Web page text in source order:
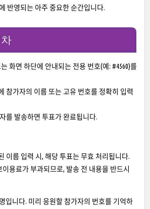
반영되는 아주 중요한 순간입니다.
화면 하단에 안내되는 전용 번호(예: #4560)를
참가자의 이름 또는 고유 번호를 정확히 입력
를 발송하면 투표가 완료됩니다.
이름 입력 시, 해당 투표는 무효 처리됩니다.
이용료가 부과되므로, 발송 전 내용을 반드시
입니다. 미리 응원할 참가자의 번호를 기억하